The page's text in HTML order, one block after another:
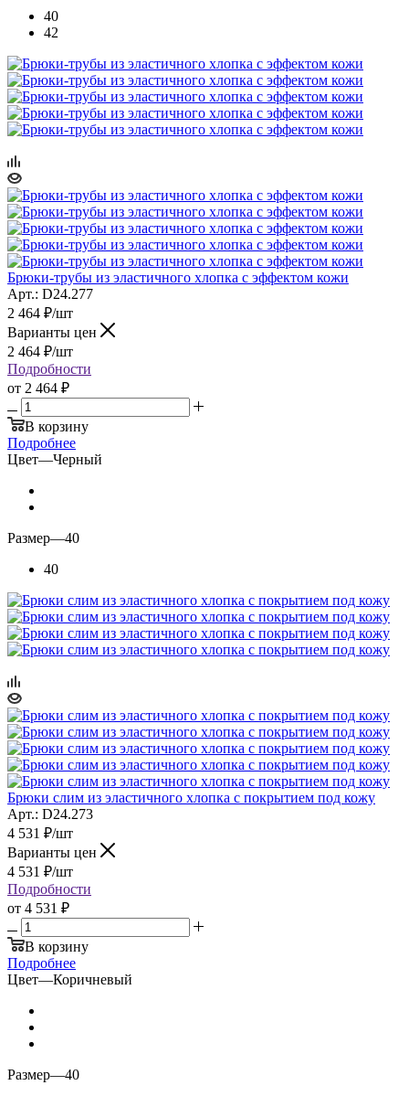
40
42
Брюки-трубы из эластичного хлопка с эффектом кожи
Арт.: D24.277
2 464 ₽/шт
Варианты цен
2 464 ₽/шт
Подробности
от 2 464 ₽
В корзину
Подробнее
Цвет—Черный
Размер—40
40
Брюки слим из эластичного хлопка с покрытием под кожу
Арт.: D24.273
4 531 ₽/шт
Варианты цен
4 531 ₽/шт
Подробности
от 4 531 ₽
В корзину
Подробнее
Цвет—Коричневый
Размер—40